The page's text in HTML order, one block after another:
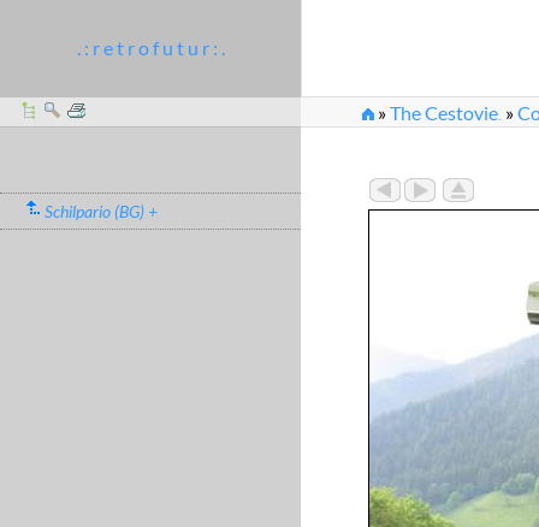
. : r e t r o f u t u r : .
»The Cestovie »
Schilpario (BG) +